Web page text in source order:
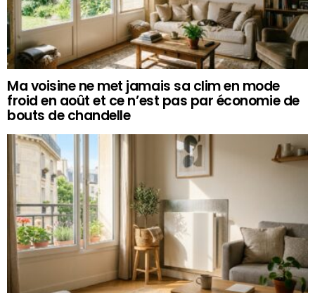
Ma voisine ne met jamais sa clim en mode
froid en août et ce n’est pas par économie de
bouts de chandelle